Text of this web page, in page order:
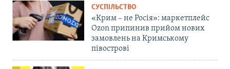
СУСПІЛЬСТВО
«Крим – не Росія»: маркетплейс
Ozon припинив прийом нових
замовлень на Кримському
півострові